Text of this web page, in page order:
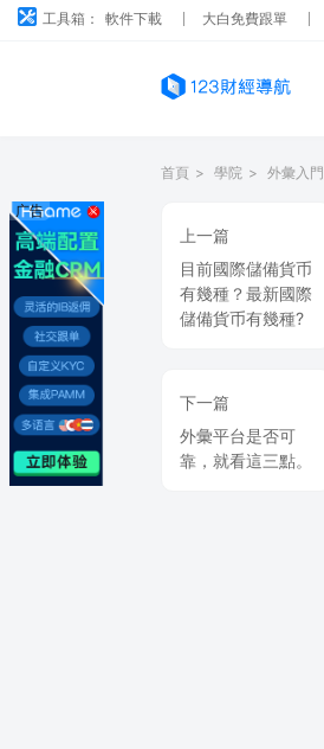
工具箱： 軟件下載 大白免費跟單
首頁 > 學院 > 外彙入門
上一篇
目前國際儲備貨币
有幾種？最新國際
儲備貨币有幾種?
下一篇
外彙平台是否可
靠，就看這三點。
广告